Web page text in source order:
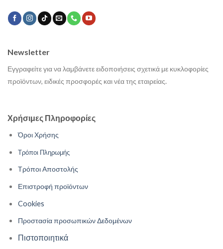
Χρήσιμες Πληροφορίες
Όροι Χρήσης
Τρόποι Πληρωμής
Τρόποι Αποστολής
Επιστροφή προϊόντων
Cookies
Προστασία προσωπικών Δεδομένων
Πιστοποιητικά
Newsletter
Εγγραφείτε για να λαμβάνετε ειδοποιήσεις σχετικά με κυκλοφορίες
προϊόντων, ειδικές προσφορές και νέα της εταιρείας.